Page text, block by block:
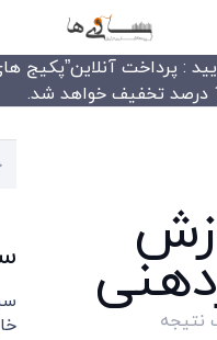
: پرداخت آنلاین”پکیج
نتیجه